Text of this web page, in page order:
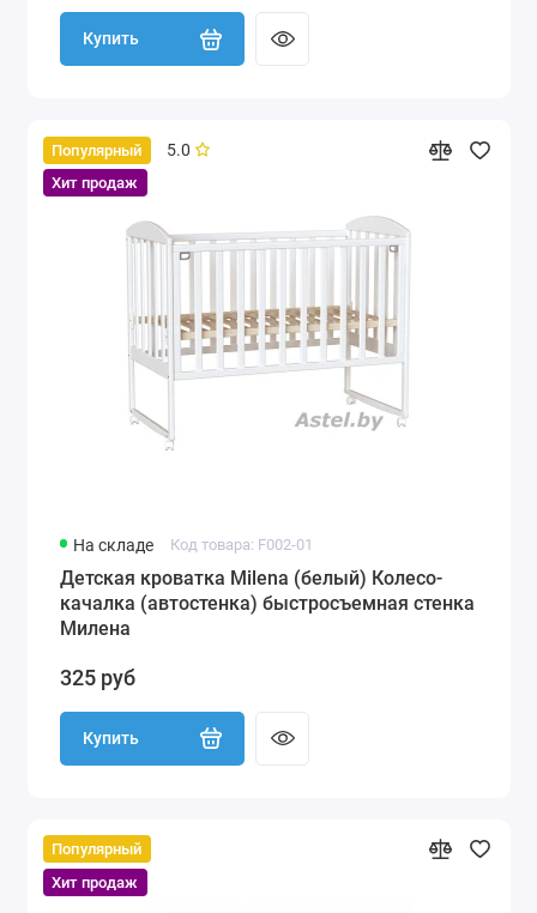
Купить
Популярный
Хит продаж
5.0
На складе Код товара: F002-01
Детская кроватка Milena (белый) Колесо-
качалка (автостенка) быстросъемная стенка
Милена
325 руб
Купить
Популярный
Хит продаж